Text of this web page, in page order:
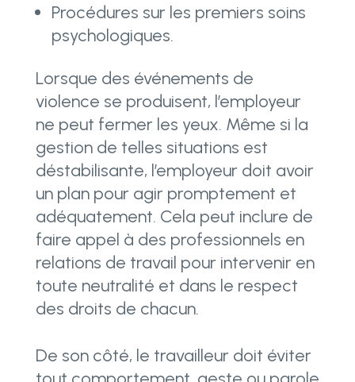
Procédures sur les premiers soins
psychologiques.
Lorsque des événements de
violence se produisent, l’employeur
ne peut fermer les yeux. Même si la
gestion de telles situations est
déstabilisante, l’employeur doit avoir
un plan pour agir promptement et
adéquatement. Cela peut inclure de
faire appel à des professionnels en
relations de travail pour intervenir en
toute neutralité et dans le respect
des droits de chacun.
De son côté, le travailleur doit éviter